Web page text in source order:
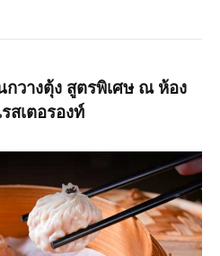
กวางตุ้ง สูตรพิเศษ ณ ห้อง
สเตอรองท์